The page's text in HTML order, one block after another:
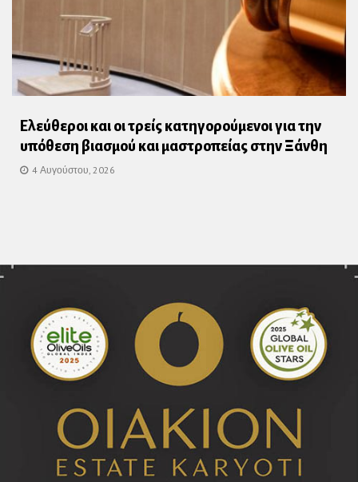
Ελεύθεροι και οι τρείς κατηγορούμενοι για την
υπόθεση βιασμού και μαστροπείας στην Ξάνθη
4 Αυγούστου, 2026